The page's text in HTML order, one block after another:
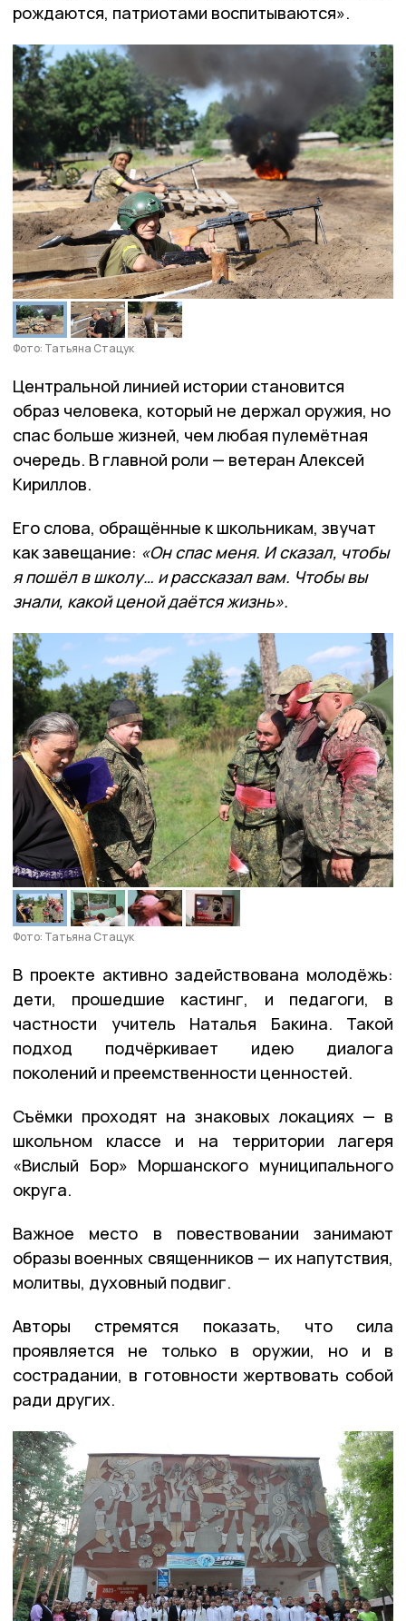
рождаются, патриотами воспитываются».
Фото: Татьяна Стацук
Центральной линией истории становится
образ человека, который не держал оружия, но
спас больше жизней, чем любая пулемётная
очередь. В главной роли — ветеран Алексей
Кириллов.
Его слова, обращённые к школьникам, звучат
как завещание: «Он спас меня. И сказал, чтобы
я пошёл в школу… и рассказал вам. Чтобы вы
знали, какой ценой даётся жизнь».
Фото: Татьяна Стацук
В проекте активно задействована молодёжь:
дети, прошедшие кастинг, и педагоги, в
частности учитель Наталья Бакина. Такой
подход подчёркивает идею диалога
поколений и преемственности ценностей.
Съёмки проходят на знаковых локациях — в
школьном классе и на территории лагеря
«Вислый Бор» Моршанского муниципального
округа.
Важное место в повествовании занимают
образы военных священников — их напутствия,
молитвы, духовный подвиг.
Авторы стремятся показать, что сила
проявляется не только в оружии, но и в
сострадании, в готовности жертвовать собой
ради других.